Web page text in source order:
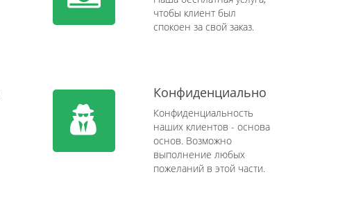
чтобы клиент был
спокоен за свой заказ.
Конфиденциально
Конфиденциальность
наших клиентов - основа
основ. Возможно
выполнение любых
пожеланий в этой части.